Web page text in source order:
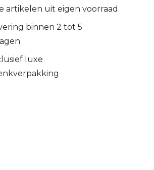
artikelen uit eigen voorraad
binnen 2 tot 5
luxe